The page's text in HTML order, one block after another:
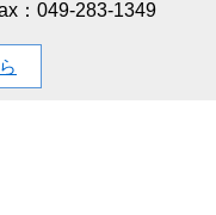
：049-283-1349